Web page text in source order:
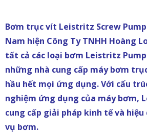
Bơm trục vít Leistritz Screw
Nam hiện Công Ty TNHH Hoàng
tất cả các loại bơm Leistritz
những nhà cung cấp máy bơm
hầu hết mọi ứng dụng. Với cấu
nghiệm ứng dụng của máy bơm,
cung cấp giải pháp kinh tế và hiệu
vụ bơm.